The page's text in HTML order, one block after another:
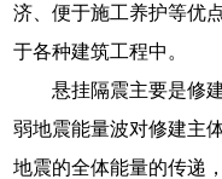
济、便于施工养护等优
于各种建筑工程中。
悬挂隔震主要是修
弱地震能量波对修建主
地震的全体能量的传递